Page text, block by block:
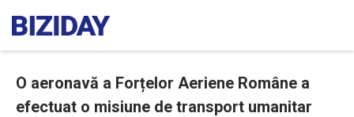
O aeronavă a Forțelor Aeriene Române a
efectuat o misiune de transport umanitar